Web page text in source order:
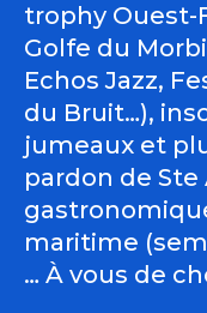
trophy Ouest-
Golfe du
Echos Jazz,
du Bruit…),
jumeaux et
pardon de Ste
maritime
… À vous de